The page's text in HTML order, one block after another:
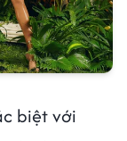
biệt với